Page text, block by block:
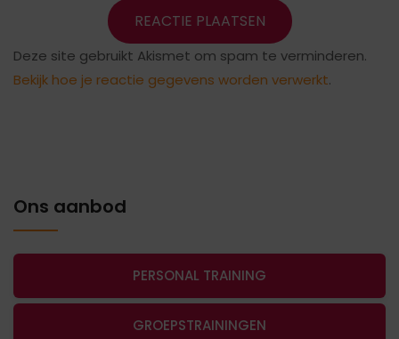
Deze site gebruikt Akismet om spam te verminderen.
Bekijk hoe je reactie gegevens worden verwerkt.
Ons aanbod
PERSONAL TRAINING
GROEPSTRAININGEN